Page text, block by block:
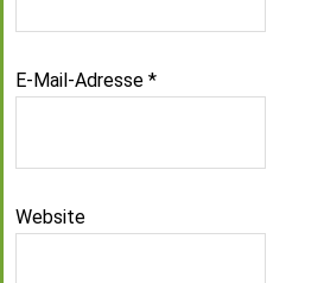
E-Mail-Adresse *
Website